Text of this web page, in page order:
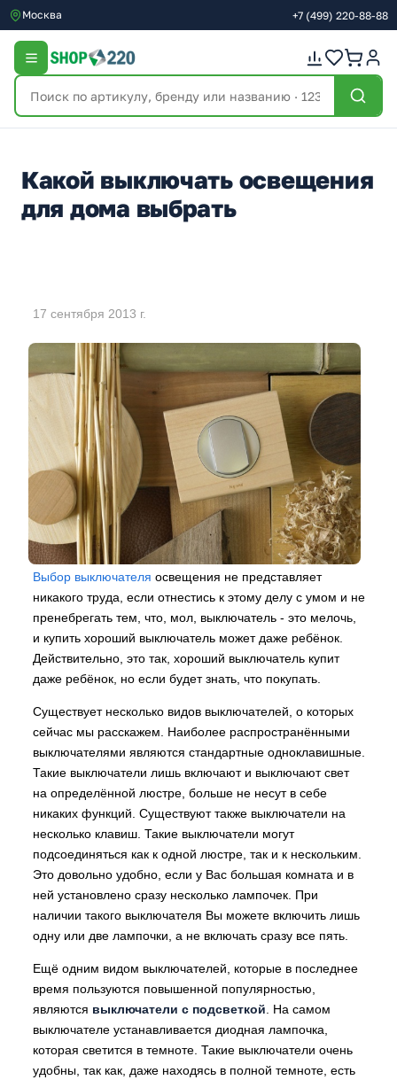
Москва +7 (499) 220-88-88
Какой выключать освещения
для дома выбрать
17 сентября 2013 г.
Выбор выключателя освещения не представляет
никакого труда, если отнестись к этому делу с умом и не
пренебрегать тем, что, мол, выключатель - это мелочь,
и купить хороший выключатель может даже ребёнок.
Действительно, это так, хороший выключатель купит
даже ребёнок, но если будет знать, что покупать.
Существует несколько видов выключателей, о которых
сейчас мы расскажем. Наиболее распространёнными
выключателями являются стандартные одноклавишные.
Такие выключатели лишь включают и выключают свет
на определённой люстре, больше не несут в себе
никаких функций. Существуют также выключатели на
несколько клавиш. Такие выключатели могут
подсоединяться как к одной люстре, так и к нескольким.
Это довольно удобно, если у Вас большая комната и в
ней установлено сразу несколько лампочек. При
наличии такого выключателя Вы можете включить лишь
одну или две лампочки, а не включать сразу все пять.
Ещё одним видом выключателей, которые в последнее
время пользуются повышенной популярностью,
являются выключатели с подсветкой . На самом
выключателе устанавливается диодная лампочка,
которая светится в темноте. Такие выключатели очень
удобны, так как, даже находясь в полной темноте, есть